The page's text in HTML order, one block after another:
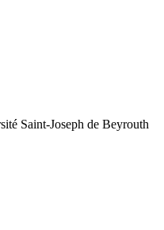
Saint-Joseph de Beyrouth